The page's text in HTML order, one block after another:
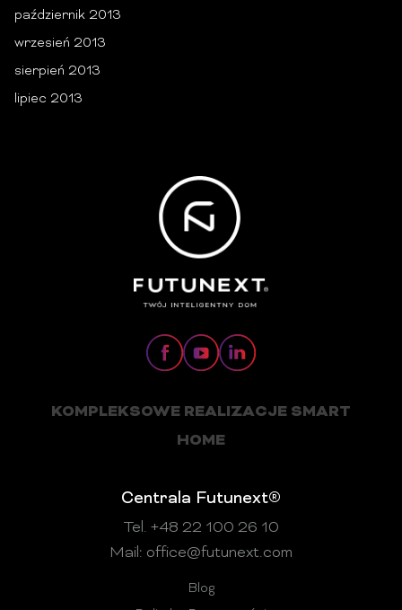
październik 2013
wrzesień 2013
sierpień 2013
lipiec 2013
KOMPLEKSOWE REALIZACJE SMART
HOME
Centrala Futunext®
Tel. +48 22 100 26 10
Mail: office@futunext.com
Blog